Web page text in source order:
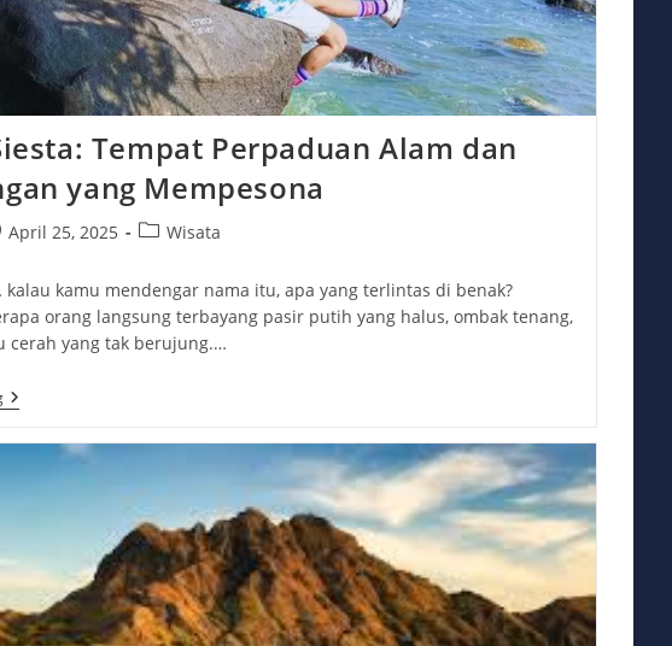
Tempat Perpaduan Alam dan
yang Mempesona
April 25, 2025
PostWisata
kalau kamu mendengar nama itu, apa yang terlintas di benak?
orang langsung terbayang pasir putih yang halus, ombak tenang,
cerah yang tak berujung.…
Pantai
Siesta:
Perpaduan
Mempesona